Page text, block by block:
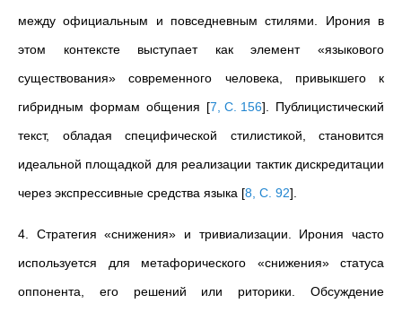
между официальным и повседневным стилями. Ирония в
этом контексте выступает как элемент «языкового
существования» современного человека, привыкшего к
гибридным формам общения [7, С. 156] . Публицистический
текст, обладая специфической стилистикой, становится
идеальной площадкой для реализации тактик дискредитации
через экспрессивные средства языка [8, С. 92]
4. Стратегия «снижения» и тривиализации. Ирония часто
используется для метафорического «снижения» статуса
оппонента, его решений или риторики. Обсуждение